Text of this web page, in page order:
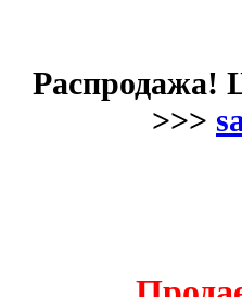
Распродажа!
>>>